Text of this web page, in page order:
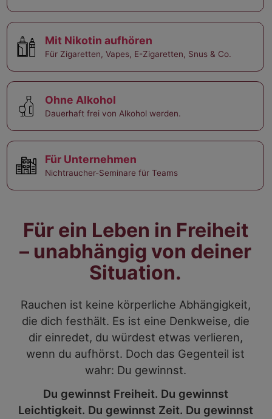
Mit Nikotin aufhören
Für Zigaretten, Vapes, E-Zigaretten, Snus & Co.
Ohne Alkohol
Dauerhaft frei von Alkohol werden.
Für Unternehmen
Nichtraucher-Seminare für Teams
Für ein Leben in Freiheit
– unabhängig von deiner
Situation.
Rauchen ist keine körperliche Abhängigkeit,
die dich festhält. Es ist eine Denkweise, die
dir einredet, du würdest etwas verlieren,
wenn du aufhörst. Doch das Gegenteil ist
wahr: Du gewinnst.
Du gewinnst Freiheit. Du gewinnst
Leichtigkeit. Du gewinnst Zeit. Du gewinnst